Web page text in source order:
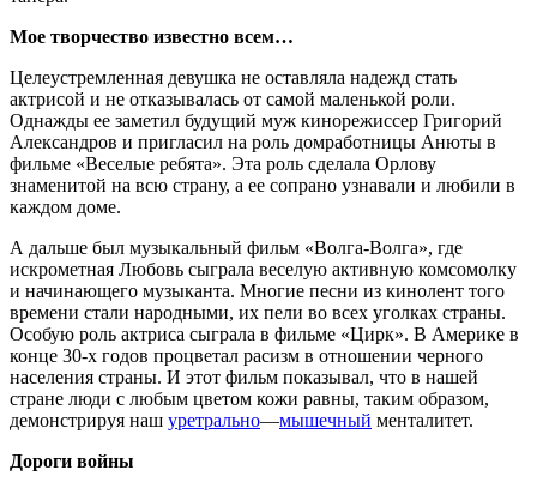
Мое творчество известно всем…
Целеустремленная девушка не оставляла надежд стать
актрисой и не отказывалась от самой маленькой роли.
Однажды ее заметил будущий муж кинорежиссер Григорий
Александров и пригласил на роль домработницы Анюты в
фильме «Веселые ребята». Эта роль сделала Орлову
знаменитой на всю страну, а ее сопрано узнавали и любили в
каждом доме.
А дальше был музыкальный фильм «Волга-Волга», где
искрометная Любовь сыграла веселую активную комсомолку
и начинающего музыканта. Многие песни из кинолент того
времени стали народными, их пели во всех уголках страны.
Особую роль актриса сыграла в фильме «Цирк». В Америке в
конце 30-х годов процветал расизм в отношении черного
населения страны. И этот фильм показывал, что в нашей
стране люди с любым цветом кожи равны, таким образом,
демонстрируя наш уретрально—мышечный менталитет.
Дороги войны